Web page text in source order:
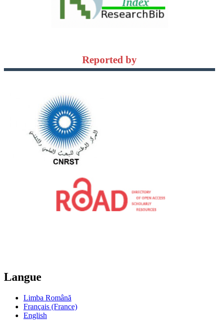
Reported by
Langue
Limba Română
Français (France)
English